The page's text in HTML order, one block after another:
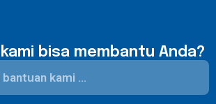
bisa membantu Anda?